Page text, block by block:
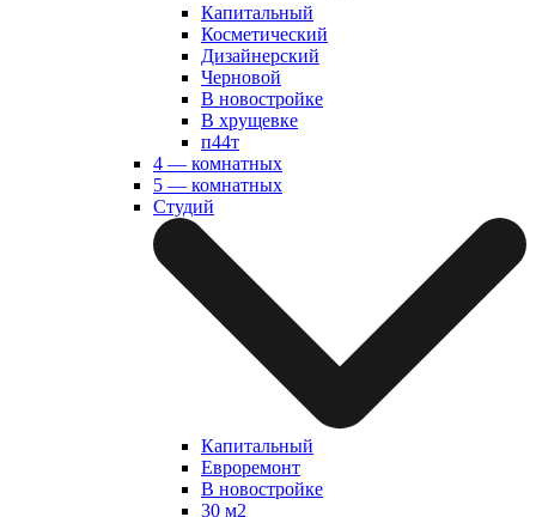
Капитальный
Косметический
Дизайнерский
Черновой
В новостройке
В хрущевке
п44т
4 — комнатных
5 — комнатных
Студий
Капитальный
Евроремонт
В новостройке
30 м2